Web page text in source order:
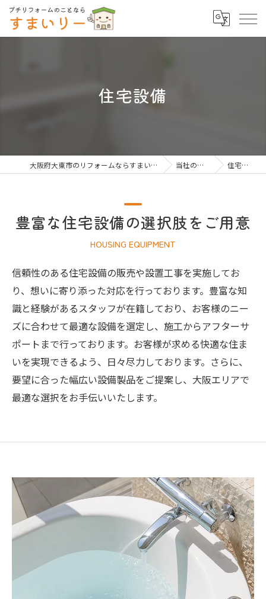
住宅設備
大阪府大東市のリフォームならすまいりー 当社の特徴 住宅設備
豊富な住宅設備の選択肢をご用意
HOUSING EQUIPMENT
信頼性のある住宅設備の販売や設置工事を実施してお
り、想いに寄り添った対応を行っております。豊富な知
識と経験があるスタッフが在籍しており、お客様のニー
ズに合わせて最適な設備を選定し、施工からアフターサ
ポートまで行っております。お客様が求める快適な住ま
いを実現できるよう、日々尽力しております。さらに、
要望に合った幅広い設備製品をご提案し、大阪エリアで
最適な選択をお手伝いいたします。